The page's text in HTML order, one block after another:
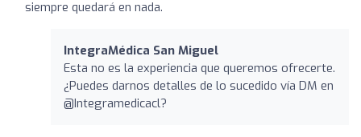
siempre quedará en nada.
IntegraMédica San Miguel
Esta no es la experiencia que queremos ofrecerte.
¿Puedes darnos detalles de lo sucedido vía DM en
@Integramedicacl?